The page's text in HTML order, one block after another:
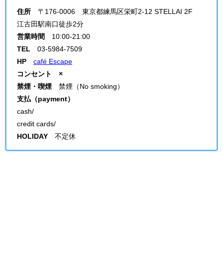
住所 〒176-0006 東京都練馬区栄町2-12 STELLAI 2F
江古田駅南口徒歩2分
営業時間
10:00-21:00
TEL
03-5984-7509
HP café Escape
コンセント ×
禁煙・喫煙 禁煙（No smoking）
支払（payment）
cash/
credit cards/
HOLIDAY 不定休